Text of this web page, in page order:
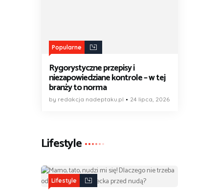
Popularne
Rygorystyczne przepisy i
niezapowiedziane kontrole – w tej
branży to norma
by redakcja nadeptaku.pl 24 lipca, 2026
Lifestyle
Lifestyle